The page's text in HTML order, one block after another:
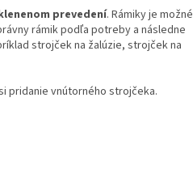
prevedení. Rámiky je možné
rámik podľa potreby a následne
strojček na žalúzie, strojček na
pridanie vnútorného strojčeka.